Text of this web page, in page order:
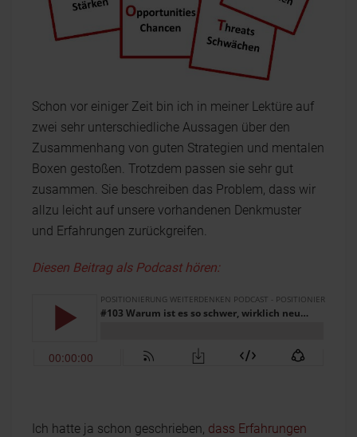
Schon vor einiger Zeit bin ich in meiner Lektüre auf
zwei sehr unterschiedliche Aussagen über den
Zusammenhang von guten Strategien und mentalen
Boxen gestoßen. Trotzdem passen sie sehr gut
zusammen. Sie beschreiben das Problem, dass wir
allzu leicht auf unsere vorhandenen Denkmuster
und Erfahrungen zurückgreifen.
Diesen Beitrag als Podcast hören:
Ich hatte ja schon geschrieben, dass Erfahrungen